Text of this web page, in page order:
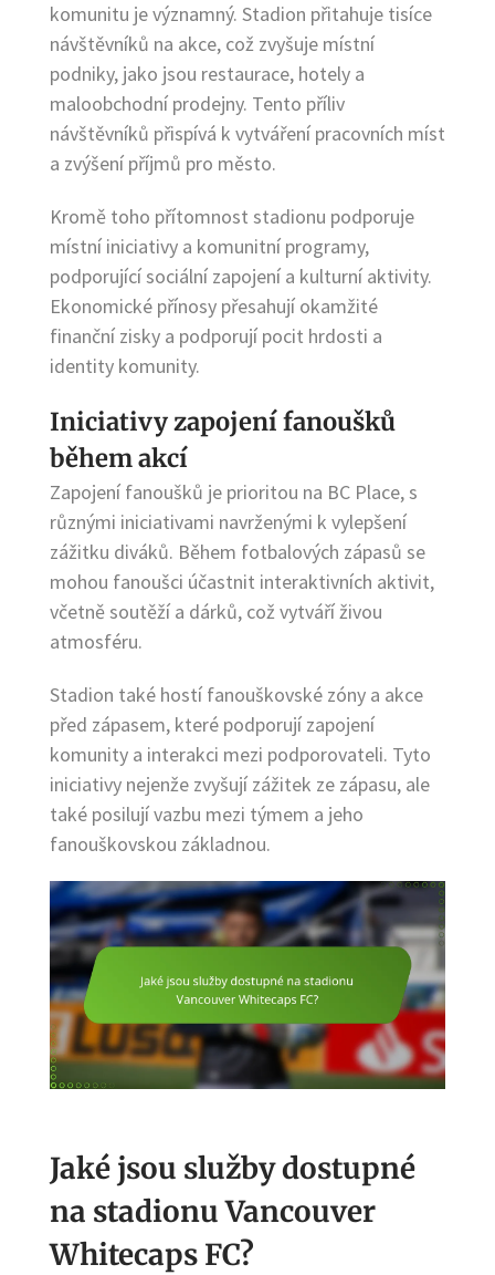
komunitu je významný. Stadion přitahuje tisíce
návštěvníků na akce, což zvyšuje místní
podniky, jako jsou restaurace, hotely a
maloobchodní prodejny. Tento příliv
návštěvníků přispívá k vytváření pracovních míst
a zvýšení příjmů pro město.
Kromě toho přítomnost stadionu podporuje
místní iniciativy a komunitní programy,
podporující sociální zapojení a kulturní aktivity.
Ekonomické přínosy přesahují okamžité
finanční zisky a podporují pocit hrdosti a
identity komunity.
Iniciativy zapojení fanoušků
během akcí
Zapojení fanoušků je prioritou na BC Place, s
různými iniciativami navrženými k vylepšení
zážitku diváků. Během fotbalových zápasů se
mohou fanoušci účastnit interaktivních aktivit,
včetně soutěží a dárků, což vytváří živou
atmosféru.
Stadion také hostí fanouškovské zóny a akce
před zápasem, které podporují zapojení
komunity a interakci mezi podporovateli. Tyto
iniciativy nejenže zvyšují zážitek ze zápasu, ale
také posilují vazbu mezi týmem a jeho
fanouškovskou základnou.
Jaké jsou služby dostupné
na stadionu Vancouver
Whitecaps FC?